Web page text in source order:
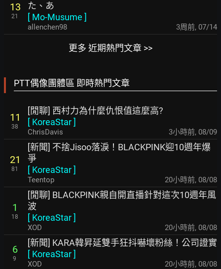
13
21
た、あ
[ Mo-Musume ]
allenchen98 3周前, 07/14
更多 近期熱門文章 >>
PTT偶像團體區 即時熱門文章
11
38
[閒聊] 西村力為什麼仇恨值這麼高?
[ KoreaStar]
ChrisDavis 3小時前, 08/09
21
81
[新聞] 不捨Jisoo落淚！BLACKPINK迎10週年爆
爭
[ KoreaStar]
Teentop 20小時前, 08/08
1
18
[閒聊] BLACKPINK親自開直播針對這次10週年風
波
[ KoreaStar]
XOD 20小時前, 08/08
6
9
[新聞] KARA韓昇延雙手狂抖嚇壞粉絲！公司證實
[ KoreaStar]
XOD 20小時前, 08/08